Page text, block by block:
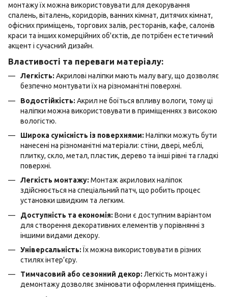
монтажу їх можна використовувати для декорування
спалень, віталень, коридорів, ванних кімнат, дитячих кімнат,
офісних приміщень, торгових залів, ресторанів, кафе, салонів
краси та інших комерційних об'єктів, де потрібен естетичний
акцент і сучасний дизайн.
Властивості та переваги матеріалу:
Легкість: Акрилові наліпки мають малу вагу, що дозволяє
безпечно монтувати їх на різноманітні поверхні.
Водостійкість: Акрил не боїться впливу вологи, тому ці
наліпки можна використовувати в приміщеннях з високою
вологістю.
Широка сумісність із поверхнями: Наліпки можуть бути
нанесені на різноманітні матеріали: стіни, двері, меблі,
плитку, скло, метал, пластик, дерево та інші рівні та гладкі
поверхні.
Легкість монтажу: Монтаж акрилових наліпок
здійснюється на спеціальний патч, що робить процес
установки швидким та легким.
Доступність та економія: Вони є доступним варіантом
для створення декоративних елементів у порівнянні з
іншими видами декору.
Універсальність: Їх можна використовувати в різних
стилях інтер’єру.
Тимчасовий або сезонний декор: Легкість монтажу і
демонтажу дозволяє змінювати оформлення приміщень.